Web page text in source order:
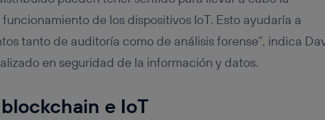
de los dispositivos IoT. Esto ayudaría a
tanto de auditoría como de análisis forense”, indica
en seguridad de la información y datos.
e IoT